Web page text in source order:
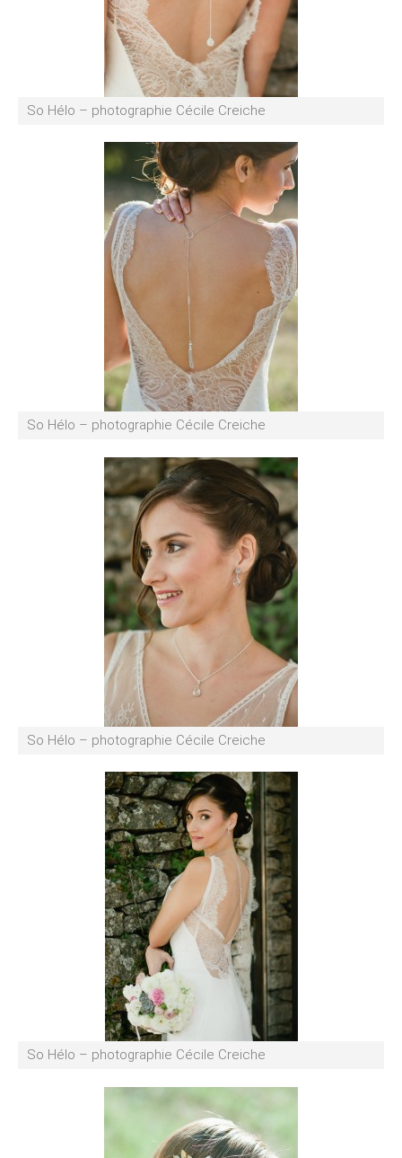
So Hélo – photographie Cécile Creiche
So Hélo – photographie Cécile Creiche
So Hélo – photographie Cécile Creiche
So Hélo – photographie Cécile Creiche